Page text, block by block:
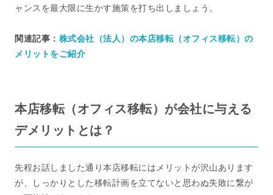
ャンスを最大限に生かす施策を打ち出しましょう。
関連記事： 株式会社（法人）の本店移転（オフィス移転）の
メリットをご紹介
本店移転（オフィス移転）が会社に与える
デメリットとは？
先程お話しました通り本店移転にはメリットが沢山あります
が、しっかりとした移転計画を立てないと思わぬ失敗に繋が